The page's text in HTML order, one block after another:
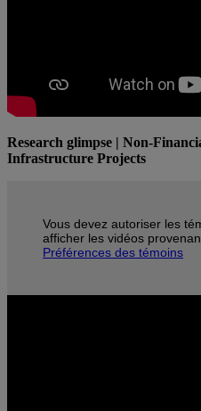
Research glimpse | Non-
Infrastructure Projects
Vous devez autoriser les
afficher les vidéos
Préférences des témoins